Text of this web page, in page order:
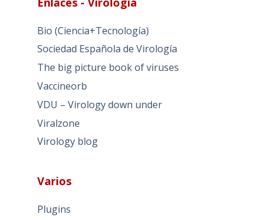
Bio (Ciencia+Tecnología)
Sociedad Española de Virología
The big picture book of viruses
Vaccineorb
VDU – Virology down under
Viralzone
Virology blog
Varios
Plugins